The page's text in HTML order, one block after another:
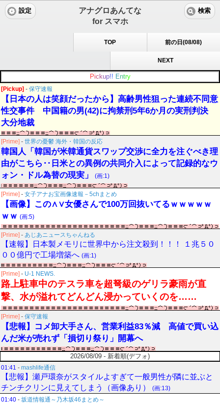
アナグロあんてな
for スマホ
設定 検索
TOP 前の日(08/08)
NEXT
Pic kup!! Entry
[Pickup] - 保守速報
【日本の人は笑顔だったから】高齢男性狙った連続不同意
性交事件 中国籍の男(42)に拘禁刑5年6か月の実刑判決
大分地裁
[Prime] - 世界の憂鬱 海外・韓国の反応
韓国人「韓国が米韓通貨スワップ交渉に全力を注ぐべき理
由がこちら‥日米との異例の共同介入によって記録的なウ
ォン・ドル為替の現実」
(画:1)
[Prime] - 女子アナお宝画像速報－5chまとめ
【画像】この∧∨女優さんで100万回抜いてるｗｗｗｗｗ
ｗｗ (画:5)
[Prime] - あじあニュースちゃんねる
【速報】日本製メモリに世界中から注文殺到！！！ １兆５０
００億円で工場増築へ (画:1)
[Prime] - U-1 NEWS.
路上駐車中のテスラ車を超弩級のゲリラ豪雨が直
撃、水が溢れてどんどん浸かっていくのを……
[Prime] - 保守速報
【悲報】コメ卸大手さん、営業利益83％減 高値で買い込
んだ米が売れず「損切り祭り」開幕へ
2026/08/09 - 新着順(デフォ)
01:41 - mashlife通信
【悲報】瀬戸環奈がスタイルよすぎて一般男性が隣に並ぶと
チンチクリンに見えてしまう（画像あり）
(画:13)
01:40 - 坂道情報通～乃木坂46まとめ～